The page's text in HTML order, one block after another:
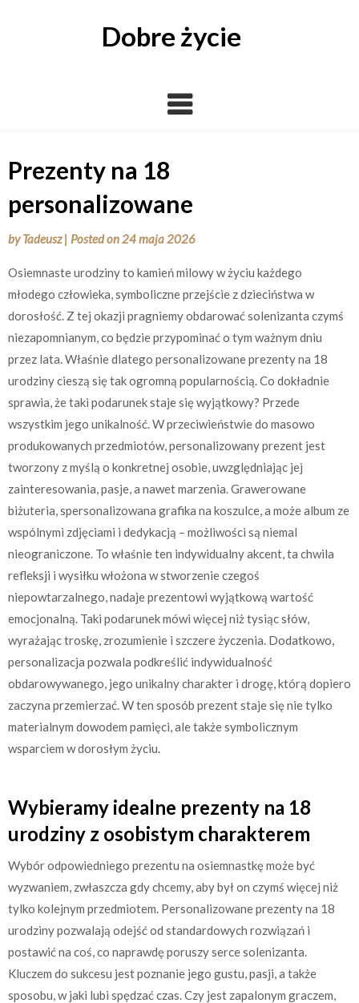
Dobre życie
Prezenty na 18
personalizowane
byTadeusz | Posted on24 maja 2026
Osiemnaste urodziny to kamień milowy w życiu każdego
młodego człowieka, symboliczne przejście z dzieciństwa w
dorosłość. Z tej okazji pragniemy obdarować solenizanta czymś
niezapomnianym, co będzie przypominać o tym ważnym dniu
przez lata. Właśnie dlatego personalizowane prezenty na 18
urodziny cieszą się tak ogromną popularnością. Co dokładnie
sprawia, że taki podarunek staje się wyjątkowy? Przede
wszystkim jego unikalność. W przeciwieństwie do masowo
produkowanych przedmiotów, personalizowany prezent jest
tworzony z myślą o konkretnej osobie, uwzględniając jej
zainteresowania, pasje, a nawet marzenia. Grawerowane
biżuteria, spersonalizowana grafika na koszulce, a może album ze
wspólnymi zdjęciami i dedykacją – możliwości są niemal
nieograniczone. To właśnie ten indywidualny akcent, ta chwila
refleksji i wysiłku włożona w stworzenie czegoś
niepowtarzalnego, nadaje prezentowi wyjątkową wartość
emocjonalną. Taki podarunek mówi więcej niż tysiąc słów,
wyrażając troskę, zrozumienie i szczere życzenia. Dodatkowo,
personalizacja pozwala podkreślić indywidualność
obdarowywanego, jego unikalny charakter i drogę, którą dopiero
zaczyna przemierzać. W ten sposób prezent staje się nie tylko
materialnym dowodem pamięci, ale także symbolicznym
wsparciem w dorosłym życiu.
Wybieramy idealne prezenty na 18
urodziny z osobistym charakterem
Wybór odpowiedniego prezentu na osiemnastkę może być
wyzwaniem, zwłaszcza gdy chcemy, aby był on czymś więcej niż
tylko kolejnym przedmiotem. Personalizowane prezenty na 18
urodziny pozwalają odejść od standardowych rozwiązań i
postawić na coś, co naprawdę poruszy serce solenizanta.
Kluczem do sukcesu jest poznanie jego gustu, pasji, a także
sposobu, w jaki lubi spędzać czas. Czy jest zapalonym graczem,